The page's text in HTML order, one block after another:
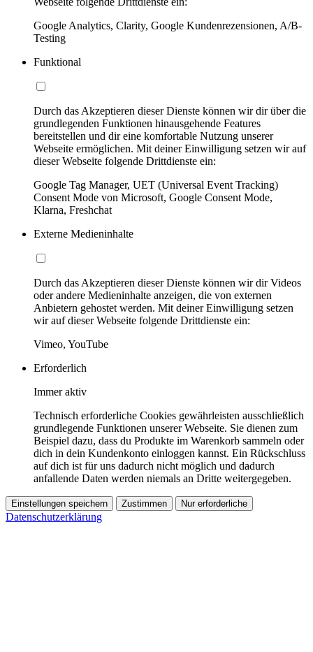
Google Analytics, Clarity, Google Kundenrezensionen, A/B-
Testing
Funktional
Durch das Akzeptieren dieser Dienste können wir dir über die
grundlegenden Funktionen hinausgehende Features
bereitstellen und dir eine komfortable Nutzung unserer
Webseite ermöglichen. Mit deiner Einwilligung setzen wir auf
dieser Webseite folgende Drittdienste ein:
Google Tag Manager, UET (Universal Event Tracking)
Consent Mode von Microsoft, Google Consent Mode,
Klarna, Freshchat
Externe Medieninhalte
Durch das Akzeptieren dieser Dienste können wir dir Videos
oder andere Medieninhalte anzeigen, die von externen
Anbietern gehostet werden. Mit deiner Einwilligung setzen
wir auf dieser Webseite folgende Drittdienste ein:
Vimeo, YouTube
Erforderlich
Immer aktiv
Technisch erforderliche Cookies gewährleisten ausschließlich
grundlegende Funktionen unserer Webseite. Sie dienen zum
Beispiel dazu, dass du Produkte im Warenkorb sammeln oder
dich in dein Kundenkonto einloggen kannst. Ein Rückschluss
auf dich ist für uns dadurch nicht möglich und dadurch
anfallende Daten werden niemals an Dritte weitergegeben.
Einstellungen speichern Zustimmen Nur erforderliche
Datenschutzerklärung